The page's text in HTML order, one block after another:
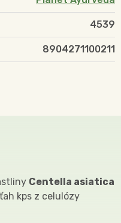
4539
8904271100211
Centella asiatica
kps z celulózy